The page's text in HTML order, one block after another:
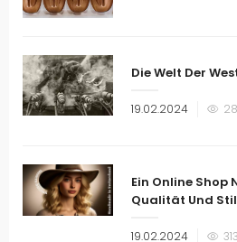
Die Welt Der
Veröffentlicht
19.02.2024
Ein Online Shop
Qualität Und
Veröffentlicht
19.02.2024